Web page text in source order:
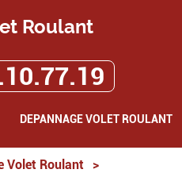
Roulant
DEPANNAGE VOLET ROULANT
Volet Roulant
>